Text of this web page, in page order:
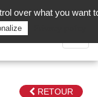
la
RETOUR
over what you want